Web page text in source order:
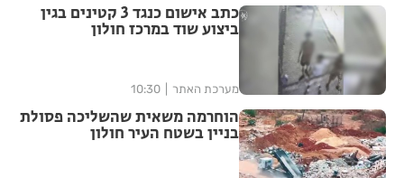
כתב אישום כנגד 3 קטינים בגין
ביצוע שוד במרכז חולון
מערכת האתר 10:30
הוחרמה משאית שהשליכה פסולת
בניין בשטח העיר חולון